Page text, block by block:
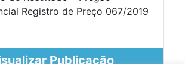
Registro de Preço 067/2019
Publicação